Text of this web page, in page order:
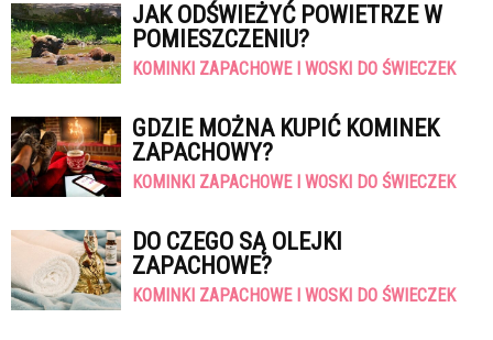
JAK ODŚWIEŻYĆ POWIETRZE W
POMIESZCZENIU?
KOMINKI ZAPACHOWE I WOSKI DO ŚWIECZEK
GDZIE MOŻNA KUPIĆ KOMINEK
ZAPACHOWY?
KOMINKI ZAPACHOWE I WOSKI DO ŚWIECZEK
DO CZEGO SĄ OLEJKI
ZAPACHOWE?
KOMINKI ZAPACHOWE I WOSKI DO ŚWIECZEK